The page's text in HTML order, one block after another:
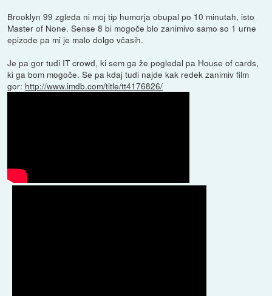
Brooklyn 99 zgleda ni moj tip humorja obupal po 10 minutah, isto
Master of None. Sense 8 bi mogoče blo zanimivo samo so 1 urne
epizode pa mi je malo dolgo včasih.
Je pa gor tudi IT crowd, ki sem ga že pogledal pa House of cards,
ki ga bom mogoče. Se pa kdaj tudi najde kak redek zanimiv film
gor: http://www.imdb.com/title/tt4176826/